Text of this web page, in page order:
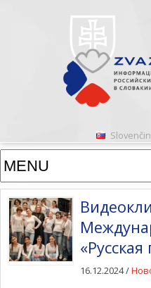
16.12.2024 /